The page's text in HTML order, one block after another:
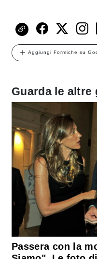
Aggiungi Formiche su
Guarda le
Passera con la